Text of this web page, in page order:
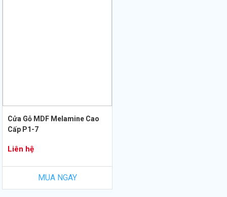
Cửa Gỗ MDF Melamine Cao
Cấp P1-7
Liên hệ
MUA NGAY